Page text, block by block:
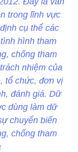
trong lĩnh vực
cụ thể các
hình tham
chống tham
nhiệm của
tổ chức, đơn vị
đánh giá. Dữ
dùng làm dữ
chuyển biến
chống tham